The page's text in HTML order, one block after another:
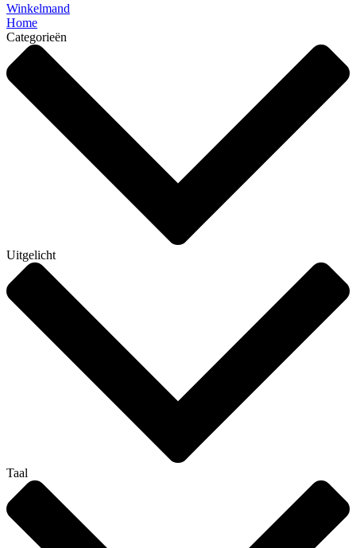
Winkelmand
Home
Categorieën
Uitgelicht
Taal